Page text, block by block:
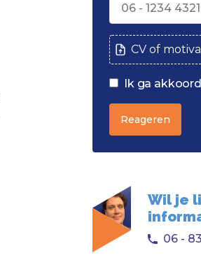
CV of
Ik ga
Reageren
Wil je
06 -